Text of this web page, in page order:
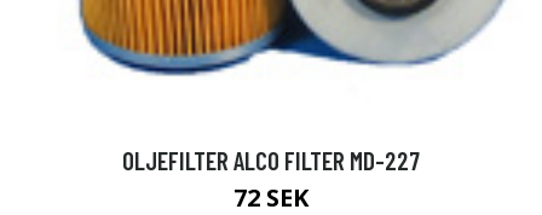
OLJEFILTER ALCO FILTER MD-227
72 SEK